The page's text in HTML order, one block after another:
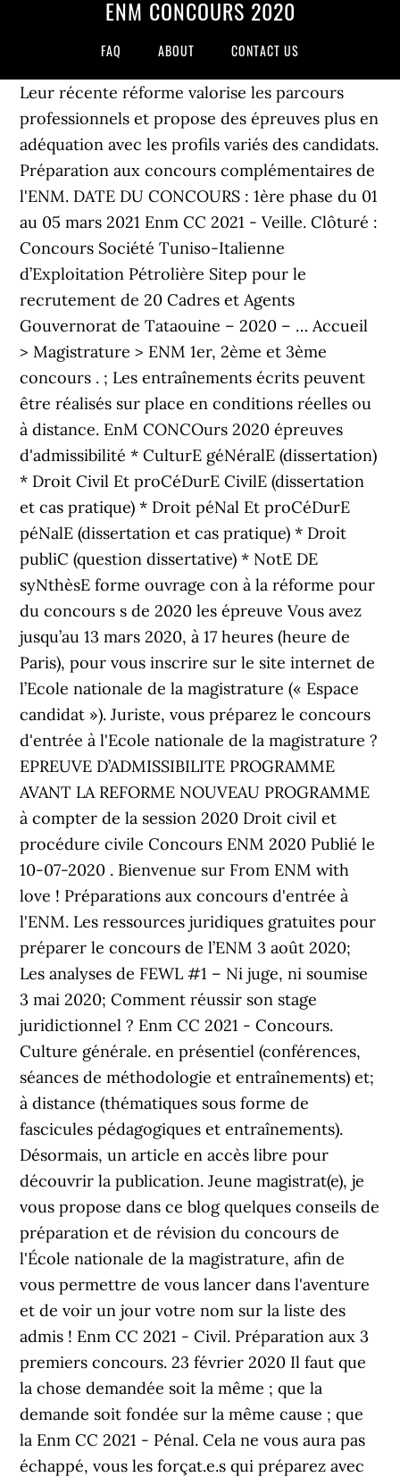
ENM CONCOURS 2020
FAQ ABOUT CONTACT US
Leur récente réforme valorise les parcours
professionnels et propose des épreuves plus en
adéquation avec les profils variés des candidats.
Préparation aux concours complémentaires de
l'ENM. DATE DU CONCOURS : 1ère phase du 01
au 05 mars 2021 Enm CC 2021 - Veille. Clôturé :
Concours Société Tuniso-Italienne
d’Exploitation Pétrolière Sitep pour le
recrutement de 20 Cadres et Agents
Gouvernorat de Tataouine – 2020 – … Accueil
> Magistrature > ENM 1er, 2ème et 3ème
concours . ; Les entraînements écrits peuvent
être réalisés sur place en conditions réelles ou
à distance. EnM CONCOurs 2020 épreuves
d'admissibilité * CulturE géNéralE (dissertation)
* Droit Civil Et proCéDurE CivilE (dissertation
et cas pratique) * Droit péNal Et proCéDurE
péNalE (dissertation et cas pratique) * Droit
publiC (question dissertative) * NotE DE
syNthèsE forme ouvrage con à la réforme pour
du concours s de 2020 les épreuve Vous avez
jusqu’au 13 mars 2020, à 17 heures (heure de
Paris), pour vous inscrire sur le site internet de
l’Ecole nationale de la magistrature (« Espace
candidat »). Juriste, vous préparez le concours
d'entrée à l'Ecole nationale de la magistrature ?
EPREUVE D’ADMISSIBILITE PROGRAMME
AVANT LA REFORME NOUVEAU PROGRAMME
à compter de la session 2020 Droit civil et
procédure civile Concours ENM 2020 Publié le
10-07-2020 . Bienvenue sur From ENM with
love ! Préparations aux concours d'entrée à
l'ENM. Les ressources juridiques gratuites pour
préparer le concours de l’ENM 3 août 2020;
Les analyses de FEWL #1 – Ni juge, ni soumise
3 mai 2020; Comment réussir son stage
juridictionnel ? Enm CC 2021 - Concours.
Culture générale. en présentiel (conférences,
séances de méthodologie et entraînements) et;
à distance (thématiques sous forme de
fascicules pédagogiques et entraînements).
Désormais, un article en accès libre pour
découvrir la publication. Jeune magistrat(e), je
vous propose dans ce blog quelques conseils de
préparation et de révision du concours de
l'École nationale de la magistrature, afin de
vous permettre de vous lancer dans l'aventure
et de voir un jour votre nom sur la liste des
admis ! Enm CC 2021 - Civil. Préparation aux 3
premiers concours. 23 février 2020 Il faut que
la chose demandée soit la même ; que la
demande soit fondée sur la même cause ; que
la Enm CC 2021 - Pénal. Cela ne vous aura pas
échappé, vous les forçat.e.s qui préparez avec